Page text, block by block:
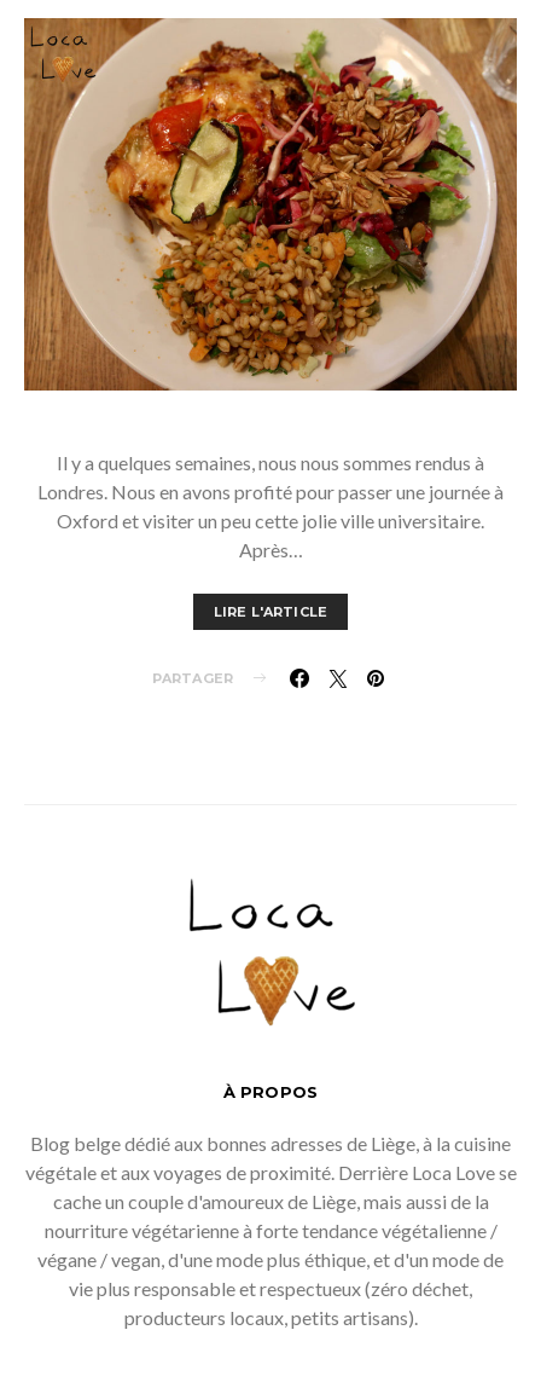
Il y a quelques semaines, nous nous sommes rendus à
Londres. Nous en avons profité pour passer une journée à
Oxford et visiter un peu cette jolie ville universitaire.
Après…
LIRE L'ARTICLE
PARTAGER
À PROPOS
Blog belge dédié aux bonnes adresses de Liège, à la cuisine
végétale et aux voyages de proximité. Derrière Loca Love se
cache un couple d'amoureux de Liège, mais aussi de la
nourriture végétarienne à forte tendance végétalienne /
végane / vegan, d'une mode plus éthique, et d'un mode de
vie plus responsable et respectueux (zéro déchet,
producteurs locaux, petits artisans).